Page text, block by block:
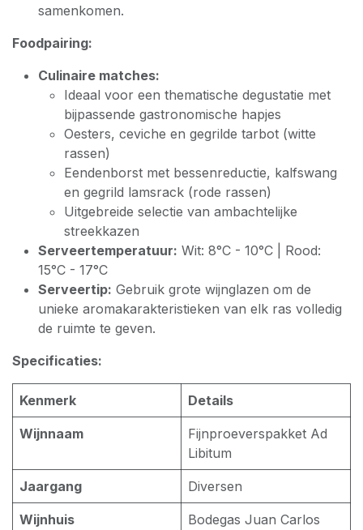
samenkomen.
Foodpairing:
Culinaire matches:
Ideaal voor een thematische degustatie met
bijpassende gastronomische hapjes
Oesters, ceviche en gegrilde tarbot (witte
rassen)
Eendenborst met bessenreductie, kalfswang
en gegrild lamsrack (rode rassen)
Uitgebreide selectie van ambachtelijke
streekkazen
Serveertemperatuur: Wit: 8°C - 10°C | Rood:
15°C - 17°C
Serveertip: Gebruik grote wijnglazen om de
unieke aromakarakteristieken van elk ras volledig
de ruimte te geven.
Specificaties:
Kenmerk Details
Wijnnaam
Fijnproeverspakket Ad
Libitum
Jaargang Diversen
Wijnhuis
Bodegas Juan Carlos